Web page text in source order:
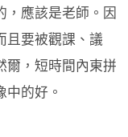
，應該是老師。因
且要被觀課、議
爾，短時間內東拼
中的好。